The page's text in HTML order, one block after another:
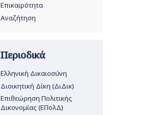
Επικαιρότητα
Αναζήτηση
Περιοδικά
Ελληνική Δικαιοσύνη
Διοικητική Δίκη (ΔιΔικ)
Επιθεώρηση Πολιτικής
Δικονομίας (ΕΠολΔ)